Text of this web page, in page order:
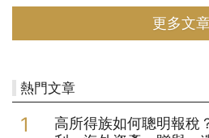
輕媽媽學習的好榜樣。 事實上，林書煒結婚已經九年，從不避諱與丈
夫蔡詩萍的年齡差距，她的婚姻生活打
墓」的刻板印象；今年夏天女兒泠泠即
更多文
熱門文章
高所得族如何聰明報稅